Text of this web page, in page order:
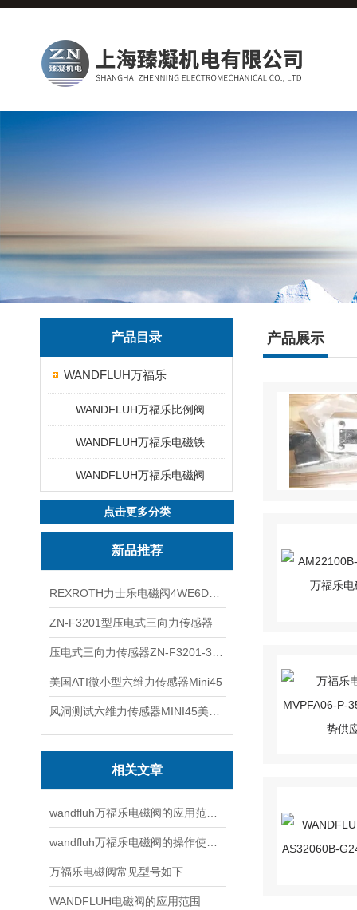
产品目录
WANDFLUH万福乐
WANDFLUH万福乐比例阀
WANDFLUH万福乐电磁铁
WANDFLUH万福乐电磁阀
点击更多分类
新品推荐
ZN-F3201型压电式三向力传感器
美国ATI微小型六维力传感器Mini45
相关文章
万福乐电磁阀常见型号如下
WANDFLUH电磁阀的应用范围
产品展示